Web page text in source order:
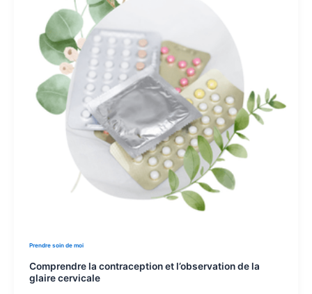
Prendre soin de moi
Comprendre la contraception et l’observation de la
glaire cervicale